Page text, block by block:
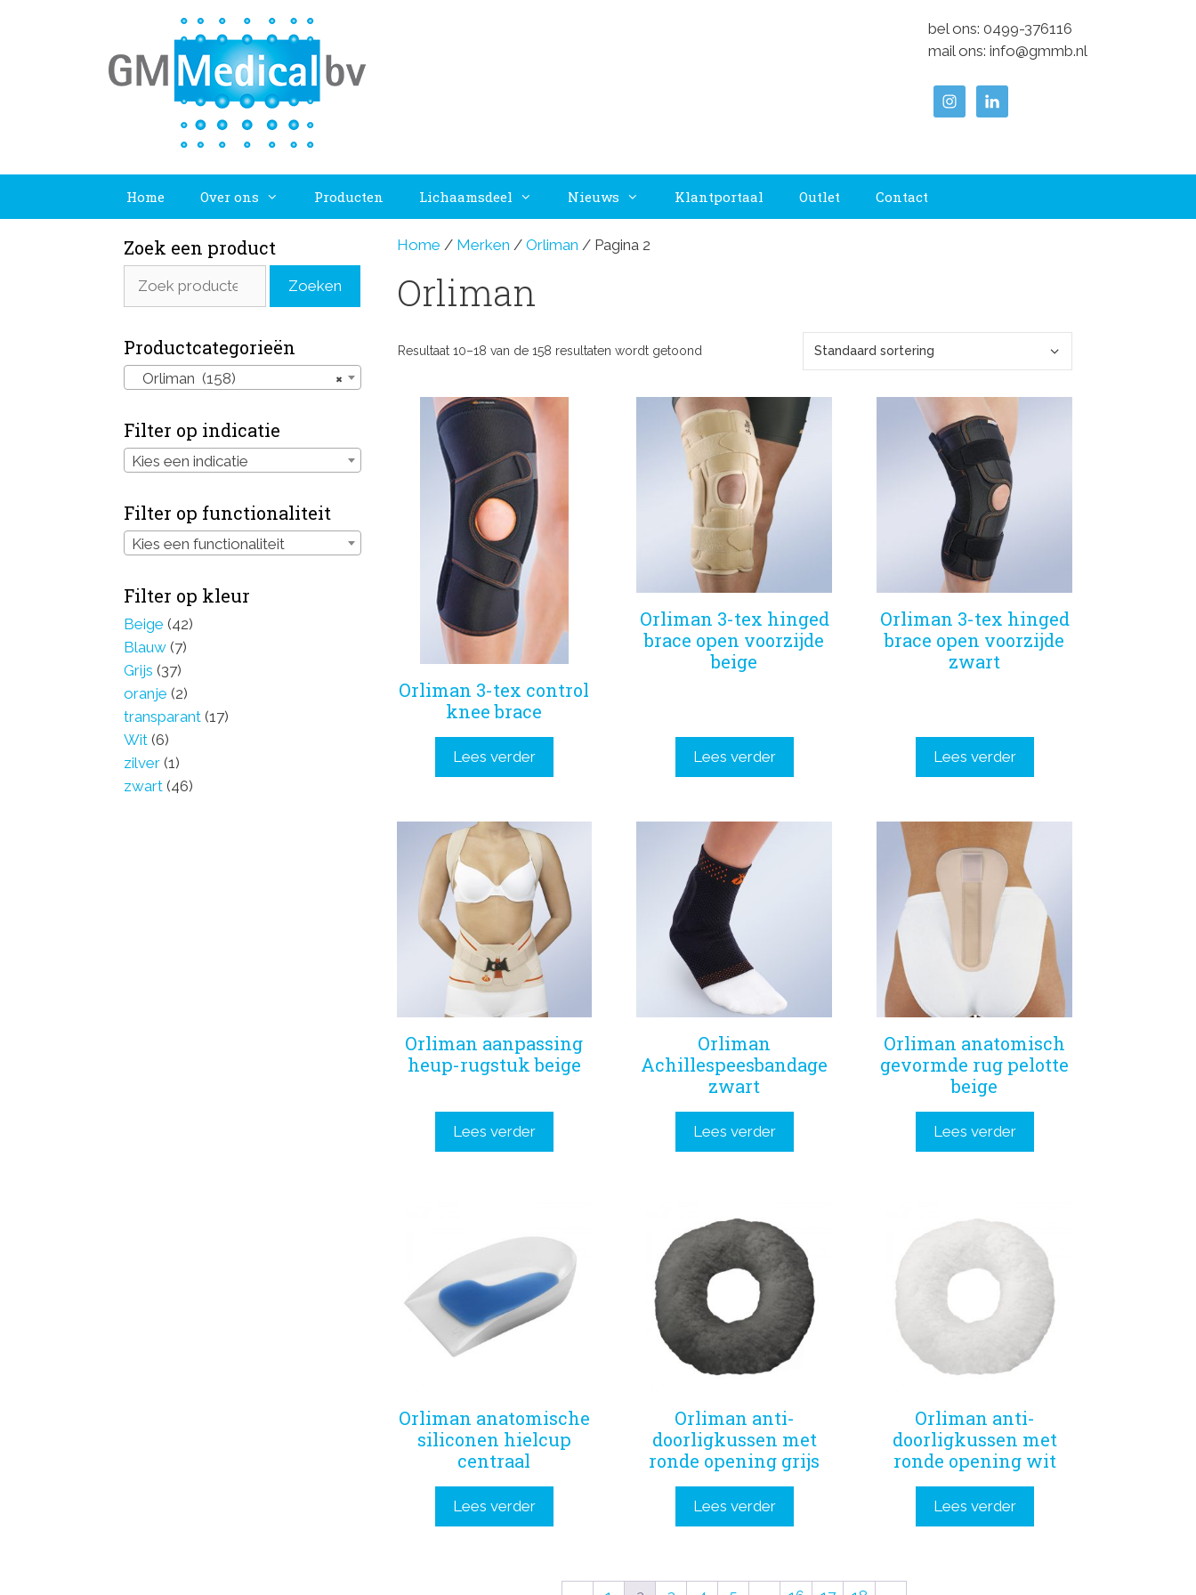
bel ons: 0499-376116
mail ons: info@gmmb.nl
Home Over ons Producten Lichaamsdeel Nieuws Klantportaal Outlet Contact
Home / Merken / Orliman / Pagina 2
Orliman
Resultaat 10–18 van de 158 resultaten wordt getoond
Orliman 3-tex control
knee brace
Lees verder
Orliman 3-tex hinged
brace open voorzijde
beige
Lees verder
Orliman 3-tex hinged
brace open voorzijde
zwart
Lees verder
Orliman aanpassing
heup-rugstuk beige
Lees verder
Orliman
Achillespeesbandage
zwart
Lees verder
Orliman anatomisch
gevormde rug pelotte
beige
Lees verder
Orliman anatomische
siliconen hielcup
centraal
Lees verder
Orliman anti-
doorligkussen met
ronde opening grijs
Lees verder
Orliman anti-
doorligkussen met
ronde opening wit
Lees verder
Zoek een product
Zoeken
Productcategorieën
×
Orliman (158)
Filter op indicatie
Kies een indicatie
Filter op functionaliteit
Kies een functionaliteit
Filter op kleur
Beige (42)
Blauw (7)
Grijs (37)
oranje (2)
transparant (17)
Wit (6)
zilver (1)
zwart (46)